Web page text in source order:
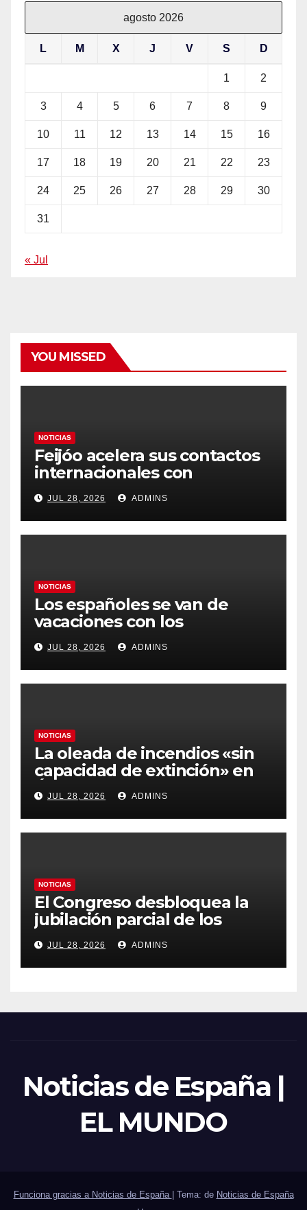
agosto 2026
L M X J V S D
1 2
3 4 5 6 7 8 9
10 11 12 13 14 15 16
17 18 19 20 21 22 23
24 25 26 27 28 29 30
31
« Jul
YOU MISSED
NOTICIAS
Feijóo acelera sus contactos
internacionales con
Latinoamérica como socio
prioritario en su agenda de
gobierno
JUL 28, 2026 ADMINS
NOTICIAS
Los españoles se van de
vacaciones con los
carburantes hasta un 21%
más caros que el año pasado
y los hoteles disparados
JUL 28, 2026 ADMINS
NOTICIAS
La oleada de incendios «sin
capacidad de extinción» en
Ávila y al oeste de Madrid
obliga a declarar la
emergencia nacional
JUL 28, 2026 ADMINS
NOTICIAS
El Congreso desbloquea la
jubilación parcial de los
trabajadores laborales del
sector público
JUL 28, 2026 ADMINS
Noticias de España |
EL MUNDO
Funciona gracias a Noticias de España Tema: de Noticias de España